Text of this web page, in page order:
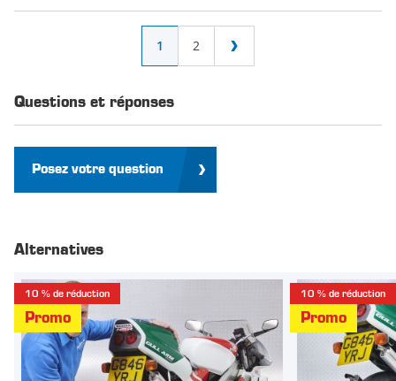
Vous lisez actuellement la page
1 Page
2 Page
Questions et réponses
Posez votre question
Alternatives
10 % de réduction
Promo
10 % de réduction
Promo